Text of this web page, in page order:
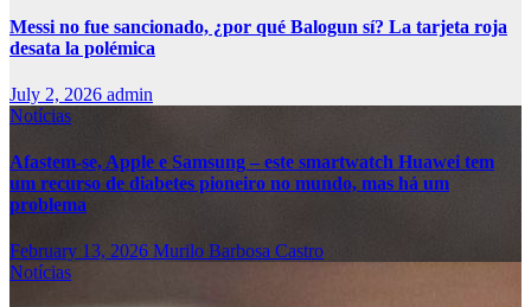
Messi no fue sancionado, ¿por qué Balogun sí? La tarjeta roja
desata la polémica
July 2, 2026 admin
Notícias
Afastem-se, Apple e Samsung – este smartwatch Huawei tem
um recurso de diabetes pioneiro no mundo, mas há um
problema
February 13, 2026 Murilo Barbosa Castro
Notícias